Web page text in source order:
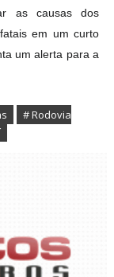
as causas dos
em um curto
um alerta para a
# Rodovia